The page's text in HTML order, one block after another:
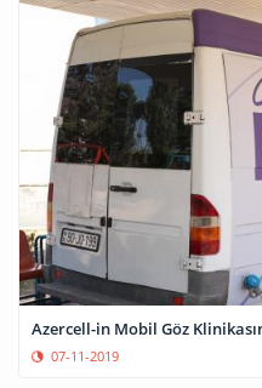
Azercell-in Mobil Göz
07-11-2019